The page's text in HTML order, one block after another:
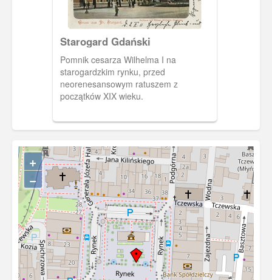
Starogard Gdański
Pomnik cesarza Wilhelma I na
starogardzkim rynku, przed
neorenesansowym ratuszem z
początków XIX wieku.
+
−